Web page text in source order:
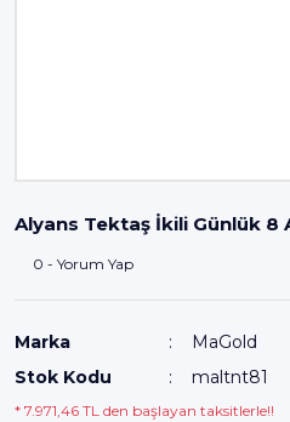
Alyans Tektaş İkili Günlük 8
0 - Yorum Yap
Marka
MaGold
Stok Kodu
maltnt81
* 7.971,46 TL den başlayan taksitlerle!!